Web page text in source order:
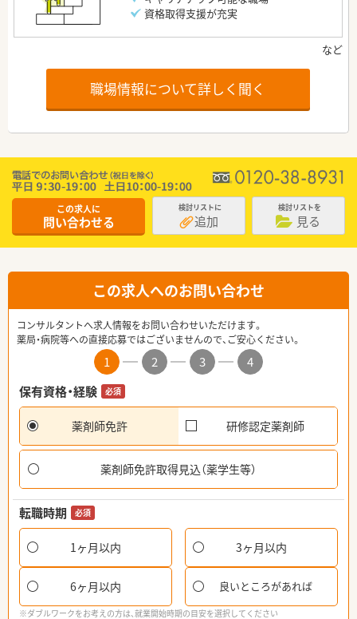
資格取得支援が充実
職場情報について詳しく聞く
この求人に
問い合わせる
検討リストに
追加
検討リストを
見る
この求人へのお問い合わせ
コンサルタントへ求人情報をお問い合わせいただけます。
薬局・病院等への直接応募ではございませんので、ご安心ください。
1 2 3
4
保有資格・経験
必須
薬剤師免許 研修認定薬剤師
薬剤師免許取得見込（薬学生等）
転職時期 必須
1ヶ月以内 3ヶ月以内
6ヶ月以内 良いところがあれば
※ダブルワークをお考えの方は、就業開始時期の目安を選択してください